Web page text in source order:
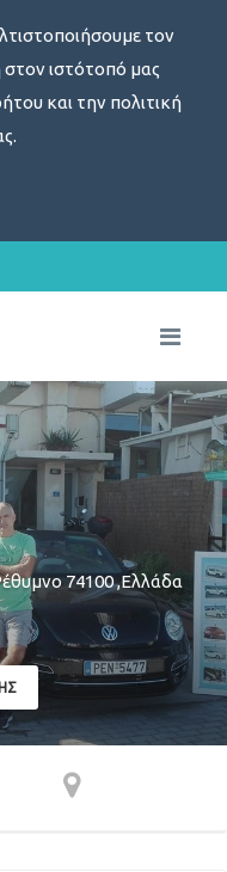
τον
ιστότοπό μας
και την πολιτική
74100,Ελλάδα